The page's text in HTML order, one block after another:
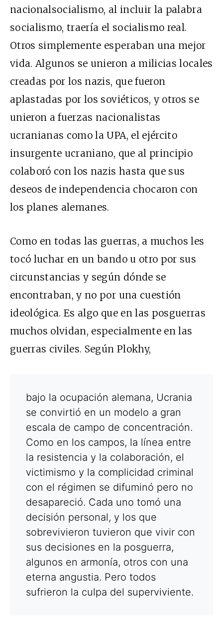
nacionalsocialismo, al incluir la palabra
socialismo, traería el socialismo real.
Otros simplemente esperaban una mejor
vida. Algunos se unieron a milicias locales
creadas por los nazis, que fueron
aplastadas por los soviéticos, y otros se
unieron a fuerzas nacionalistas
ucranianas como la UPA, el ejército
insurgente ucraniano, que al principio
colaboró con los nazis hasta que sus
deseos de independencia chocaron con
los planes alemanes.
Como en todas las guerras, a muchos les
tocó luchar en un bando u otro por sus
circunstancias y según dónde se
encontraban, y no por una cuestión
ideológica. Es algo que en las posguerras
muchos olvidan, especialmente en las
guerras civiles. Según Plokhy,
bajo la ocupación alemana, Ucrania
se convirtió en un modelo a gran
escala de campo de concentración.
Como en los campos, la línea entre
la resistencia y la colaboración, el
victimismo y la complicidad criminal
con el régimen se difuminó pero no
desapareció. Cada uno tomó una
decisión personal, y los que
sobrevivieron tuvieron que vivir con
sus decisiones en la posguerra,
algunos en armonía, otros con una
eterna angustia. Pero todos
sufrieron la culpa del superviviente.